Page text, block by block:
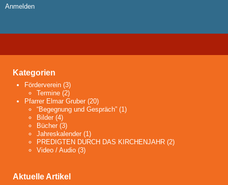
Anmelden
Kategorien
Förderverein (3)
Termine(2)
Pfarrer Elmar Gruber (20)
“Begegnung und Gespräch”(1)
Bilder(4)
Bücher(3)
Jahreskalender(1)
PREDIGTEN DURCH DAS KIRCHENJAHR(2)
Video / Audio(3)
Aktuelle Artikel